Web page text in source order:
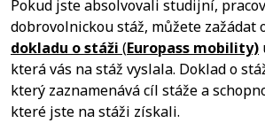
Pokud jste absolvovali studijní,
dobrovolnickou stáž, můžete zažádat
dokladu o stáži (Europass mobility)
která vás na stáž vyslala. Doklad o
který zaznamenává cíl stáže a
které jste na stáži získali.